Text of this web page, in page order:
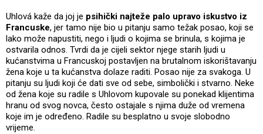
Uhlová kaže da joj je psihički najteže palo upravo iskustvo iz
Francuske, jer tamo nije bio u pitanju samo težak posao, koji se
lako može napustiti, nego i ljudi o kojima se brinula, s kojima je
ostvarila odnos. Tvrdi da je cijeli sektor njege starih ljudi u
kućanstvima u Francuskoj postavljen na brutalnom iskorištavanju
žena koje u ta kućanstva dolaze raditi. Posao nije za svakoga. U
pitanju su ljudi koji će dati sve od sebe, simbolički i stvarno. Neke
od žena koje su radile s Uhlovom kupovale su ponekad klijentima
hranu od svog novca, često ostajale s njima duže od vremena
koje im je određeno. Radile su besplatno u svoje slobodno
vrijeme.